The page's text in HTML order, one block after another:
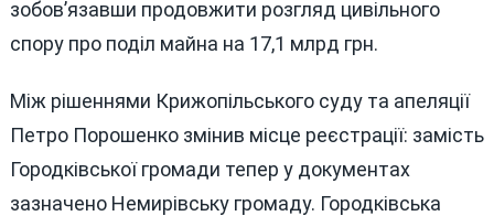
зобов’язавши продовжити розгляд цивільного
спору про поділ майна на 17,1 млрд грн.
Між рішеннями Крижопільського суду та апеляції
Петро Порошенко змінив місце реєстрації: замість
Городківської громади тепер у документах
зазначено Немирівську громаду. Городківська